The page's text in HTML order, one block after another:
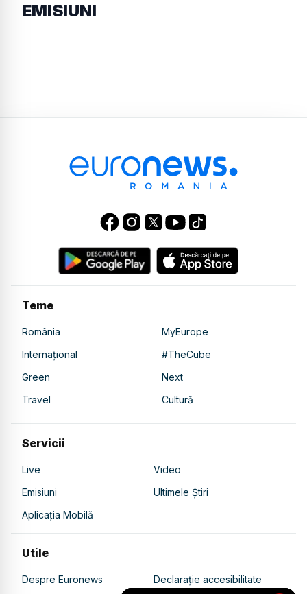
EMISIUNI
Teme
România
MyEurope
Internațional
#TheCube
Green
Next
Travel
Cultură
Servicii
Live
Video
Emisiuni
Ultimele Știri
Aplicația Mobilă
Utile
Despre Euronews Declarație accesibilitate